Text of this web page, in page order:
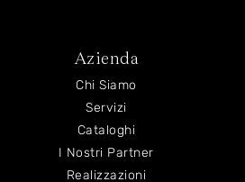
Azienda
Chi Siamo
Servizi
Cataloghi
I Nostri Partner
Realizzazioni